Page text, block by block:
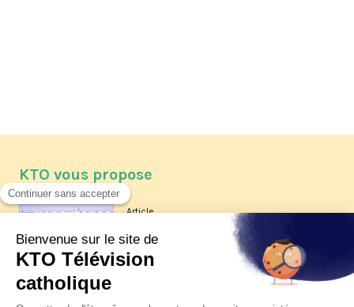
KTO vous propose
Article
Les reportages d'été 2026 de KTO
La visite pastorale du pape Léon